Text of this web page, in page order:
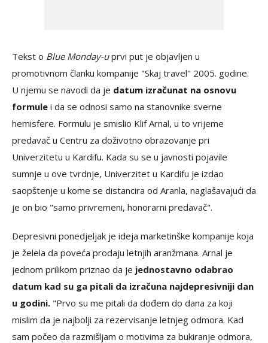
Tekst o Blue Monday-uprvi put je objavljen u
promotivnom članku kompanije "Skaj travel" 2005. godine.
U njemu se navodi da je datum izračunat na osnovu
formule i da se odnosi samo na stanovnike sverne
hemisfere. Formulu je smislio Klif Arnal, u to vrijeme
predavač u Centru za doživotno obrazovanje pri
Univerzitetu u Kardifu. Kada su se u javnosti pojavile
sumnje u ove tvrdnje, Univerzitet u Kardifu je izdao
saopštenje u kome se distancira od Aranla, naglašavajući da
je on bio "samo privremeni, honorarni predavač".
Depresivni ponedjeljak je ideja marketinške kompanije koja
je želela da poveća prodaju letnjih aranžmana. Arnal je
jednom prilikom priznao da je jednostavno odabrao
datum kad su ga pitali da izračuna najdepresivniji dan
u godini. "Prvo su me pitali da dođem do dana za koji
mislim da je najbolji za rezervisanje letnjeg odmora. Kad
sam počeo da razmišljam o motivima za bukiranje odmora,